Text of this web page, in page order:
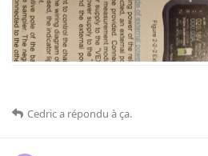
Cedrica répondu à ça.